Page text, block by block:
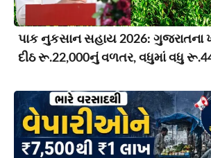
પાક નુકસાન સહાય 2026: ગુજરાતના
દીઠ રૂ.22,000નું વળતર, વધુમાં વધુ